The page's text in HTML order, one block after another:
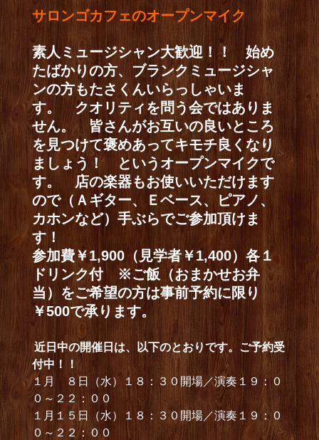
サロンゴカフェのオープンマイク
素人ミュージシャン大歓迎！！ 始め
たばかりの方、ブランクミュージシャ
ンの方もたさくんいらっしゃいま
す。 クオリティを問う会ではありま
せん。 皆さんがお互いの良いところ
を見つけて褒めあってキモチ良くなり
ましょう！ というオープンマイクで
す。 店の楽器もお使いいただけます
ので（Ａギター、Ｅベース、ピアノ、
カホンなど）手ぶらでご参加頂けま
す！
参加費￥1,900（見学者￥1,400）各１
ドリンク付 ※ご飯（おまかせお弁
当）をご希望の方は事前予約に限り
￥500で承ります。
近日中の開催日は、以下のとおりです。ご予約受
付中！！
１月 ８日（水）１８：３０開場／演奏１９：０
０～２２：００
１月１５日（水）１８：３０開場／演奏１９：０
０～２２：００